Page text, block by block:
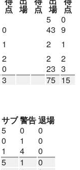
点 場 点 場
点
5
0
0 43 9
1 2
1
2 2
2
0 23 3
3 75 15
サブ警告退場
5 0
0
0 1
0
1 4
0
5 1
0